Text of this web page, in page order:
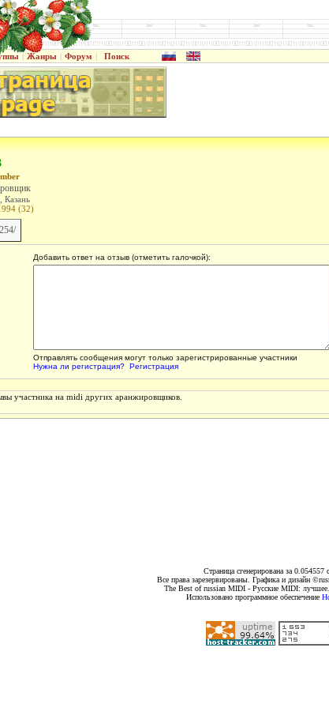
| Жанры | Форум | Поиск
Казань
(32)
Добавить ответ на отзыв (отметить галочкой):
Отправлять сообщения могут только зарегистрированные участники
Нужна ли регистрация? Регистрация
участника на midi других аранжировщиков.
Страница сгенерирована за 0.054557
Все права зарезервированы. Графика и дизайн
The Best of russian MIDI - Русские MIDI: лучшее.
Использовано программное обеспечение